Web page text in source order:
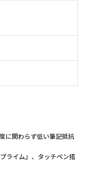
に関わらず低い筆記抵抗
ライム』、タッチペン搭